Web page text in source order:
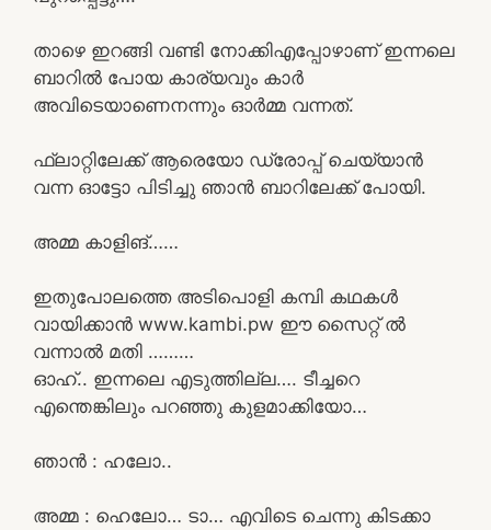
താഴെ ഇറങ്ങി വണ്ടി നോക്കിഎപ്പോഴാണ് ഇന്നലെ
ബാറിൽ പോയ കാര്യവും കാർ
അവിടെയാണെനന്നും ഓർമ്മ വന്നത്.
ഫ്ലാറ്റിലേക്ക് ആരെയോ ഡ്രോപ്പ് ചെയ്യാൻ
വന്ന ഓട്ടോ പിടിച്ചു ഞാൻ ബാറിലേക്ക് പോയി.
അമ്മ കാളിങ്……
ഇതുപോലത്തെ അടിപൊളി കമ്പി കഥകൾ
വായിക്കാൻ www.kambi.pw ഈ സൈറ്റ് ൽ
വന്നാൽ മതി ………
ഓഹ്.. ഇന്നലെ എടുത്തില്ല…. ടീച്ചറെ
എന്തെങ്കിലും പറഞ്ഞു കുളമാക്കിയോ…
ഞാൻ : ഹലോ..
അമ്മ : ഹെലോ… ടാ… എവിടെ ചെന്നു കിടക്കാ